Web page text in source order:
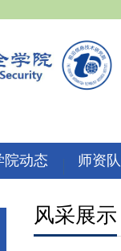
院动态 师资
风采展示